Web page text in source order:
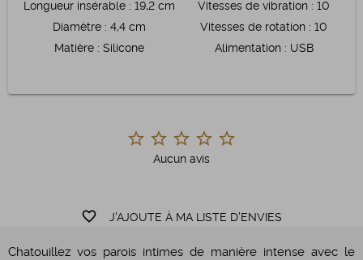
Aucun avis
favorite_border J'AJOUTE À MA LISTE D'ENVIES
Longueur insérable : 19,2 cm
Diamètre : 4,4 cm
Matière : Silicone
Vitesses de vibration : 10
Vitesses de rotation : 10
Alimentation: USB
Chatouillez vos parois intimes de manière intense avec le